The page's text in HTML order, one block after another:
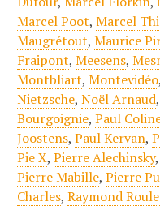
Marcel Poot,Marcel
Maugrétout,Maurice
Fraipont,Meesens,
Montbliart,Montevidéo
Nietzsche,Noël Arnaud
Bourgoignie,Paul
Joostens,Paul Kervan,
Pie X,Pierre Alechinsky
Pierre Mabille,Pierre
Charles,Raymond